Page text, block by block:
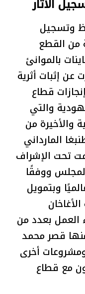
الآثار
وتسجيل
من القطع
بالموانئ
عن إثبات أثرية
قطاع
والتي
والأخيرة من
المارداني
تحت الإشراف
ووفقًا
وبتمويل
العمل بعدد من
قصر محمد
أخرى
مع قطاع